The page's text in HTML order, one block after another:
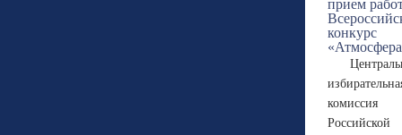
комиссия
Российской